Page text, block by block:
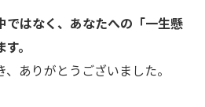
ではなく、あなたへの「一生懸
。
ありがとうございました。